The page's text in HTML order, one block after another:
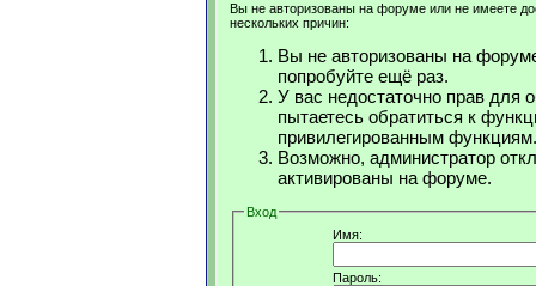
Вы не авторизованы на форуме или не имеете
нескольких причин:
Вы не авторизованы на
попробуйте ещё раз.
У вас недостаточно прав для
пытаетесь обратиться к
привилегированным функциям.
Возможно, администратор
активированы на форуме.
Вход
Имя:
Пароль: